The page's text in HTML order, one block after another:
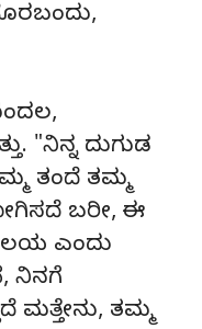
"ನಿನ್ನ ದುಗುಡ
ತಂದೆ ತಮ್ಮ
ಬರೀ, ಈ
ಎಂದು
ನಿನಗೆ
ಮತ್ತೇನು, ತಮ್ಮ